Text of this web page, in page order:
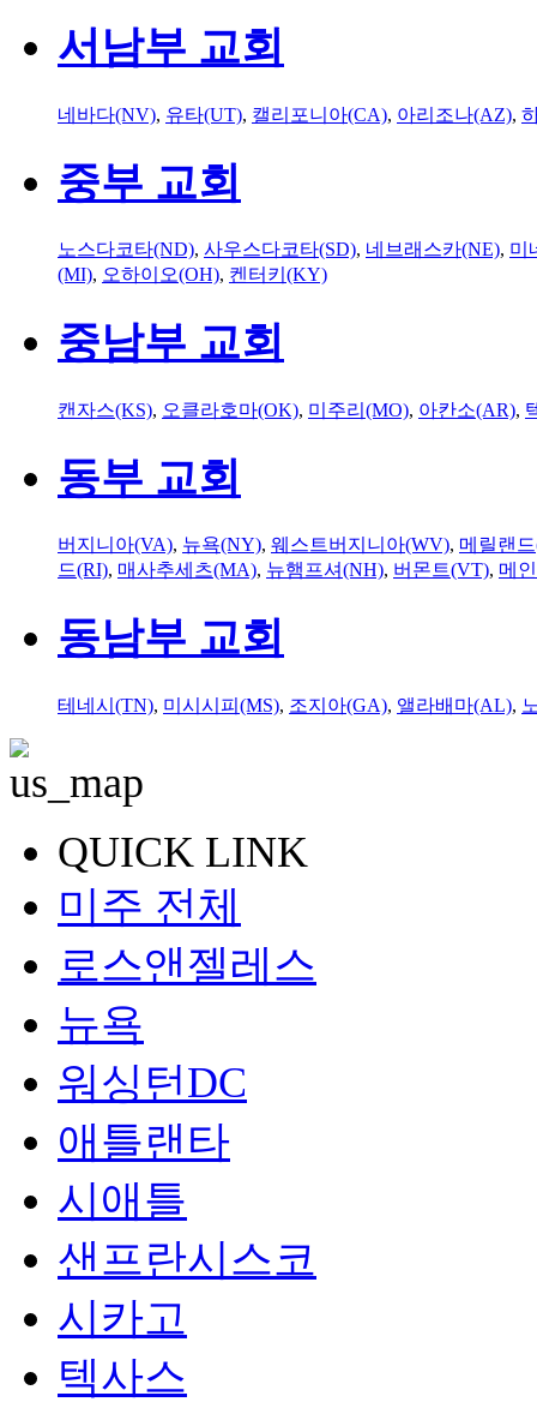
서남부 교회
네바다(NV), 유타(UT), 캘리포니아(CA), 아리조나(AZ),
중부 교회
노스다코타(ND), 사우스다코타(SD), 네브래스카(NE), 미
(MI), 오하이오(OH), 켄터키(KY)
중남부 교회
캔자스(KS), 오클라호마(OK), 미주리(MO), 아칸소(AR),
동부 교회
버지니아(VA), 뉴욕(NY), 웨스트버지니아(WV), 메릴랜
드(RI), 매사추세츠(MA), 뉴햄프셔(NH), 버몬트(VT), 메
동남부 교회
테네시(TN), 미시시피(MS), 조지아(GA), 앨라배마(AL),
QUICK LINK
미주 전체
로스앤젤레스
뉴욕
워싱턴DC
애틀랜타
시애틀
샌프란시스코
시카고
텍사스